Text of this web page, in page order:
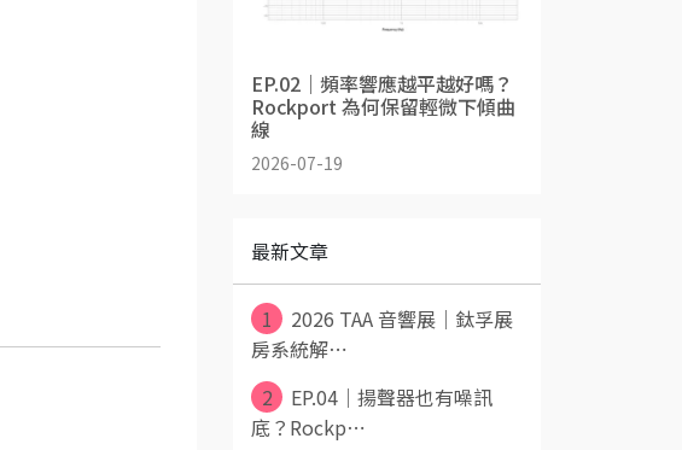
EP.02｜頻率響應越平越好嗎？
Rockport 為何保留輕微下傾曲
線
2026-07-19
最新文章
1
2026 TAA 音響展｜鈦孚展
房系統解⋯
2
EP.04｜揚聲器也有噪訊
底？Rockp⋯